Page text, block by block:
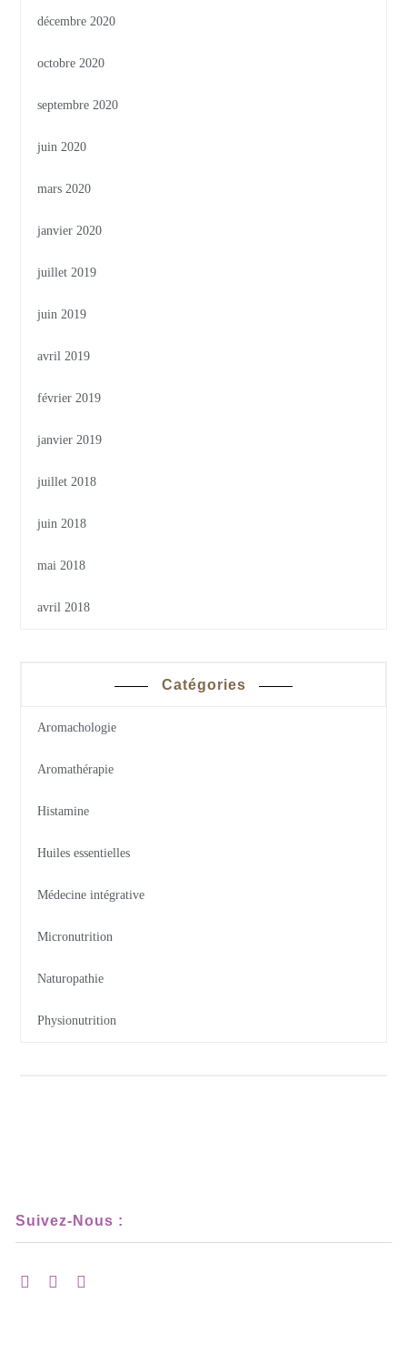
décembre 2020
octobre 2020
septembre 2020
juin 2020
mars 2020
janvier 2020
juillet 2019
juin 2019
avril 2019
février 2019
janvier 2019
juillet 2018
juin 2018
mai 2018
avril 2018
Catégories
Aromachologie
Aromathérapie
Histamine
Huiles essentielles
Médecine intégrative
Micronutrition
Naturopathie
Physionutrition
Suivez-Nous :